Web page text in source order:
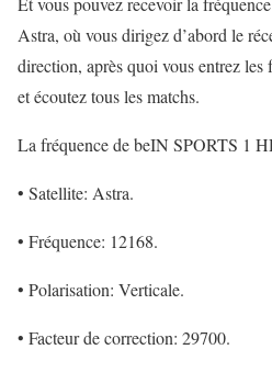
Astra, où vous dirigez d’abord le
direction, après quoi vous entrez les
et écoutez tous les matchs.
La fréquence de beIN SPORTS 1
• Satellite: Astra.
• Fréquence: 12168.
• Polarisation: Verticale.
• Facteur de correction: 29700.